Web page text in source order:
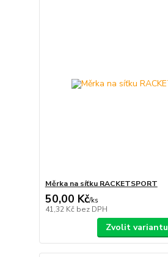
Měrka na síťku RACKETSPORT
50,00 Kč/ks
41,32 Kč bez DPH
Zvolit variantu